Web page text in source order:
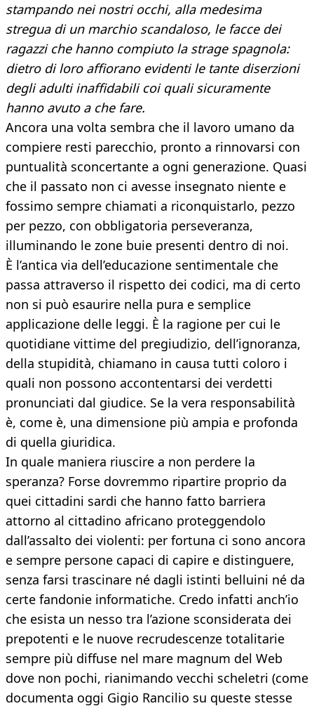
stampando nei nostri occhi, alla medesima
stregua di un marchio scandaloso, le facce dei
ragazzi che hanno compiuto la strage spagnola:
dietro di loro affiorano evidenti le tante diserzioni
degli adulti inaffidabili coi quali sicuramente
hanno avuto a che fare.
Ancora una volta sembra che il lavoro umano da
compiere resti parecchio, pronto a rinnovarsi con
puntualità sconcertante a ogni generazione. Quasi
che il passato non ci avesse insegnato niente e
fossimo sempre chiamati a riconquistarlo, pezzo
per pezzo, con obbligatoria perseveranza,
illuminando le zone buie presenti dentro di noi.
È l’antica via dell’educazione sentimentale che
passa attraverso il rispetto dei codici, ma di certo
non si può esaurire nella pura e semplice
applicazione delle leggi. È la ragione per cui le
quotidiane vittime del pregiudizio, dell’ignoranza,
della stupidità, chiamano in causa tutti coloro i
quali non possono accontentarsi dei verdetti
pronunciati dal giudice. Se la vera responsabilità
è, come è, una dimensione più ampia e profonda
di quella giuridica.
In quale maniera riuscire a non perdere la
speranza? Forse dovremmo ripartire proprio da
quei cittadini sardi che hanno fatto barriera
attorno al cittadino africano proteggendolo
dall’assalto dei violenti: per fortuna ci sono ancora
e sempre persone capaci di capire e distinguere,
senza farsi trascinare né dagli istinti belluini né da
certe fandonie informatiche. Credo infatti anch’io
che esista un nesso tra l’azione sconsiderata dei
prepotenti e le nuove recrudescenze totalitarie
sempre più diffuse nel mare magnum del Web
dove non pochi, rianimando vecchi scheletri (come
documenta oggi Gigio Rancilio su queste stesse